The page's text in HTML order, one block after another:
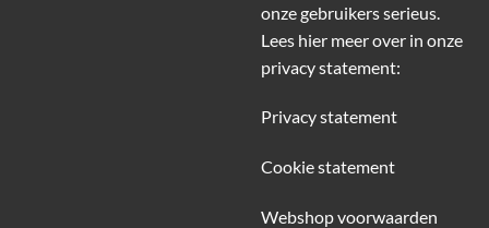
onze gebruikers serieus.
Lees hier meer over in onze
privacy statement:
Privacy statement
Cookie statement
Webshop voorwaarden